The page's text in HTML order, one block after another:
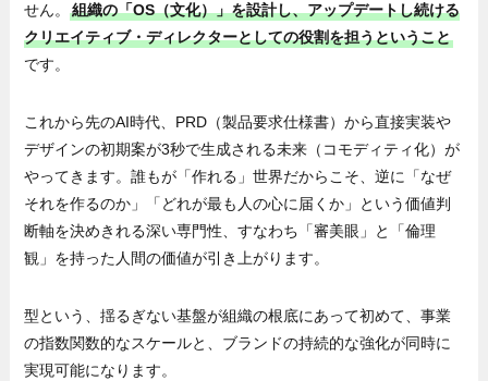
せん。組織の「OS（文化）」を設計し、アップデートし続ける
クリエイティブ・ディレクターとしての役割を担うということ
です。
これから先のAI時代、PRD（製品要求仕様書）から直接実装や
デザインの初期案が3秒で生成される未来（コモディティ化）が
やってきます。誰もが「作れる」世界だからこそ、逆に「なぜ
それを作るのか」「どれが最も人の心に届くか」という価値判
断軸を決めきれる深い専門性、すなわち「審美眼」と「倫理
観」を持った人間の価値が引き上がります。
型という、揺るぎない基盤が組織の根底にあって初めて、事業
の指数関数的なスケールと、ブランドの持続的な強化が同時に
実現可能になります。